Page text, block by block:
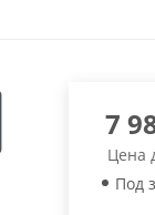
7
Цена
Под